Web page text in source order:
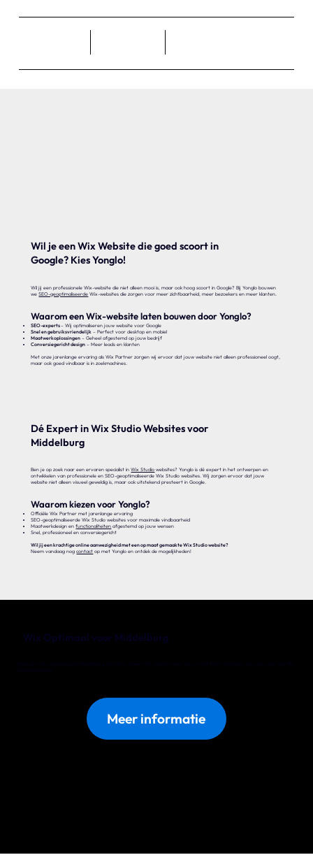
Wil je een Wix Website die goed scoort in
Google? Kies Yonglo!
Wil jij een professionele Wix-website die niet alleen mooi is, maar ook hoog scoort in Google? Bij Yonglo bouwen
weSEO-geoptimaliseerde Wix-websites die zorgen voor meer zichtbaarheid, meer bezoekers en meer klanten.
Waarom een Wix-website laten bouwen door Yonglo?
SEO-experts– Wij optimaliseren jouw website voor Google
Snel en gebruiksvriendelijk – Perfect voor desktop en mobiel
Maatwerkoplossingen – Geheel afgestemd op jouw bedrijf
Conversiegericht design – Meer leads en klanten
Met onze jarenlange ervaring als Wix Partner zorgen wij ervoor dat jouw website niet alleen professioneel oogt,
maar ook goed vindbaar is in zoekmachines.
Dé Expert in Wix Studio Websites voor
Middelburg
Ben je op zoek naar een ervaren specialist inWix Studio websites? Yonglo is dé expert in het ontwerpen en
ontwikkelen van professionele en SEO-geoptimaliseerde Wix Studio websites. Wij zorgen ervoor dat jouw
website niet alleen visueel geweldig is, maar ook uitstekend presteert in Google.
Waarom kiezen voor Yonglo?
Officiële Wix Partner met jarenlange ervaring
SEO-geoptimaliseerde Wix Studio websites voor maximale vindbaarheid
Maatwerkdesign enfunctionaliteiten afgestemd op jouw wensen
Snel, professioneel en conversiegericht
Wil jij een krachtige online aanwezigheid met een op maat gemaakte Wix Studio website?
Neem vandaag nogcontact op met Yonglo en ontdek de mogelijkheden!
Meer informatie
Woon je in de omgeving van Middelburg en heb je al een Wix website maar ben je niet 100% tevreden, kies dan voor ons Wix
Optimaal pakket.
Wix Optimaal voor Middelburg